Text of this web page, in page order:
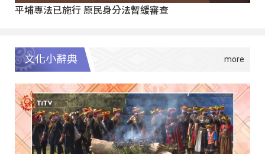
平埔專法已施行 原民身分法暫緩審查
文化小辭典